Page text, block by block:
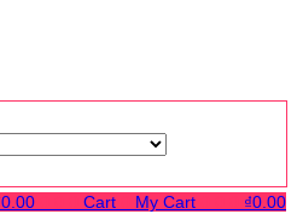
0.00 Cart My Cart ₫0.00